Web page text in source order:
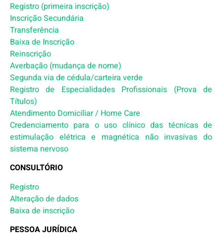
Registro (primeira inscrição)
Inscrição Secundária
Transferência
Baixa de Inscrição
Reinscrição
Averbação (mudança de nome)
Segunda via de cédula/carteira verde
Registro de Especialidades Profissionais (Prova de
Títulos)
Atendimento Domiciliar / Home Care
Credenciamento para o uso clínico das técnicas de
estimulação elétrica e magnética não invasivas do
sistema nervoso
CONSULTÓRIO
Registro
Alteração de dados
Baixa de inscrição
PESSOA JURÍDICA